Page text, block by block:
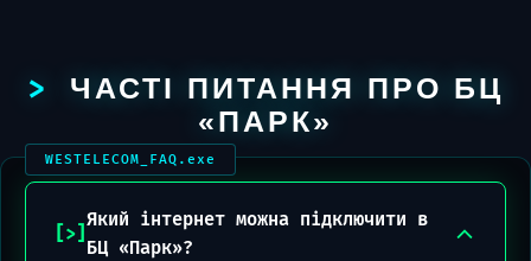
ЧАСТІ ПИТАННЯ ПРО БЦ
«ПАРК»
Який інтернет можна підключити в
БЦ «Парк»?